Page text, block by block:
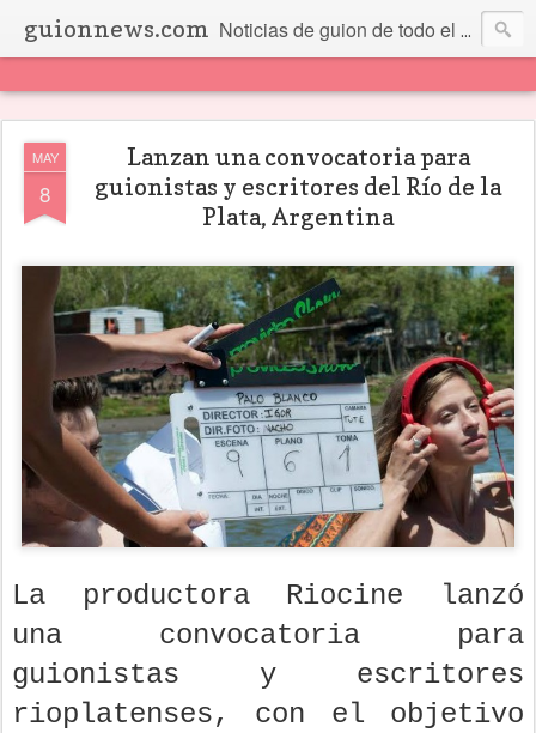
guionnews.com Noticias de guion de todo el mundo... Y más.
MAY
8
Lanzan una convocatoria para
guionistas y escritores del Río de la
Plata, Argentina
La productora Riocine lanzó
una convocatoria para
guionistas y escritores
rioplatenses, con el objetivo